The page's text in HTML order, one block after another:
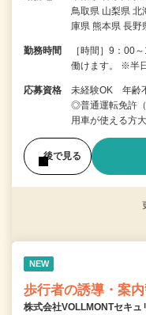
鳥取県 山梨県 北
庫県 熊本県 長
勤務時間
［時間］9：00
働けます。 ※半
応募資格
未経験OK 年
◎普通運転免許
用車が使える
後で見る
NEW
歩行者の誘導・案
株式会社VOLLMONTセキ